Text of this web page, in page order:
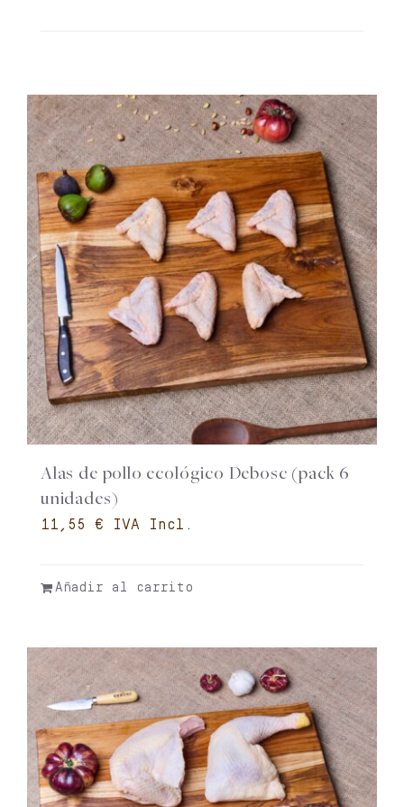
Alas de pollo ecológico Debosc (pack 6
unidades)
€
Añadir al carrito